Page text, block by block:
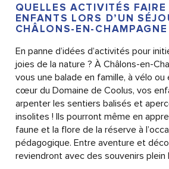
QUELLES ACTIVITÉS FAIRE
ENFANTS LORS D’UN
CHÂLONS-EN-CHAMPAGNE
En panne d’idées d’activités pour
joies de la nature ? À Châlons-en-
vous une balade en famille, à vélo ou
cœur du Domaine de Coolus, vos
arpenter les sentiers balisés et
insolites ! Ils pourront même en
faune et la flore de la réserve à
pédagogique. Entre aventure et
reviendront avec des souvenirs plein